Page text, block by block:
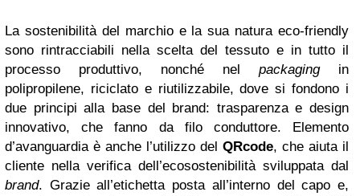
La sostenibilità del marchio e la sua natura eco-friendly
sono rintracciabili nella scelta del tessuto e in tutto il
processo produttivo, nonché nel packagingin
polipropilene, riciclato e riutilizzabile, dove si fondono i
due principi alla base del brand: trasparenza e design
innovativo, che fanno da filo conduttore. Elemento
d’avanguardia è anche l’utilizzo del QRcode, che aiuta il
cliente nella verifica dell’ecosostenibilità sviluppata dal
brand. Grazie all’etichetta posta all’interno del capo e,